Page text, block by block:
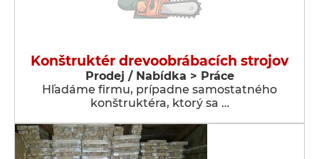
Konštruktér drevoobrábacích strojov
Prodej / Nabídka > Práce
Hľadáme firmu, prípadne samostatného
konštruktéra, ktorý sa …